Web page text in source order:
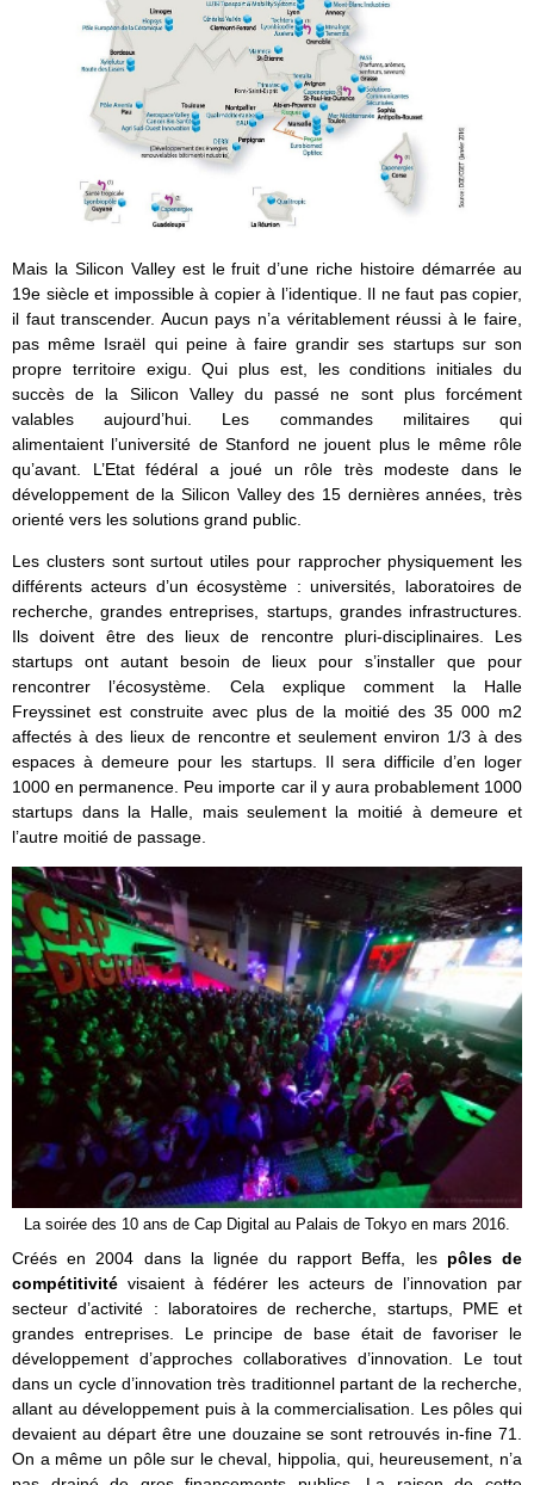
Mais la Silicon Valley est le fruit d’une riche histoire démarrée au
19e siècle et impossible à copier à l’identique. Il ne faut pas copier,
il faut transcender. Aucun pays n’a véritablement réussi à le faire,
pas même Israël qui peine à faire grandir ses startups sur son
propre territoire exigu. Qui plus est, les conditions initiales du
succès de la Silicon Valley du passé ne sont plus forcément
valables aujourd’hui. Les commandes militaires qui
alimentaient l’université de Stanford ne jouent plus le même rôle
qu’avant. L’Etat fédéral a joué un rôle très modeste dans le
développement de la Silicon Valley des 15 dernières années, très
orienté vers les solutions grand public.
Les clusters sont surtout utiles pour rapprocher physiquement les
différents acteurs d’un écosystème : universités, laboratoires de
recherche, grandes entreprises, startups, grandes infrastructures.
Ils doivent être des lieux de rencontre pluri-disciplinaires. Les
startups ont autant besoin de lieux pour s’installer que pour
rencontrer l’écosystème. Cela explique comment la Halle
Freyssinet est construite avec plus de la moitié des 35 000 m2
affectés à des lieux de rencontre et seulement environ 1/3 à des
espaces à demeure pour les startups. Il sera difficile d’en loger
1000 en permanence. Peu importe car il y aura probablement 1000
startups dans la Halle, mais seulement la moitié à demeure et
l’autre moitié de passage.
La soirée des 10 ans de Cap Digital au Palais de Tokyo en mars 2016.
Créés en 2004 dans la lignée du rapport Beffa, les pôles de
compétitivité visaient à fédérer les acteurs de l’innovation par
secteur d’activité : laboratoires de recherche, startups, PME et
grandes entreprises. Le principe de base était de favoriser le
développement d’approches collaboratives d’innovation. Le tout
dans un cycle d’innovation très traditionnel partant de la recherche,
allant au développement puis à la commercialisation. Les pôles qui
devaient au départ être une douzaine se sont retrouvés in-fine 71.
On a même un pôle sur le cheval, hippolia, qui, heureusement, n’a